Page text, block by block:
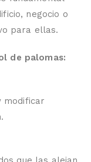
negocio o
para ellas.
de palomas:
modificar